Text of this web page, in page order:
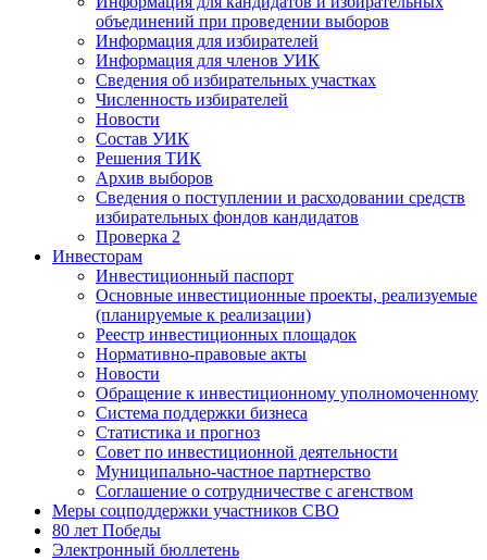
объединений при проведении выборов
Информация для избирателей
Информация для членов УИК
Сведения об избирательных участках
Численность избирателей
Новости
Состав УИК
Решения ТИК
Архив выборов
Сведения о поступлении и расходовании средств
избирательных фондов кандидатов
Проверка 2
Инвесторам
Инвестиционный паспорт
Основные инвестиционные проекты, реализуемые
(планируемые к реализации)
Реестр инвестиционных площадок
Нормативно-правовые акты
Новости
Обращение к инвестиционному уполномоченному
Система поддержки бизнеса
Статистика и прогноз
Совет по инвестиционной деятельности
Муниципально-частное партнерство
Соглашение о сотрудничестве с агенством
Меры соцподдержки участников СВО
80 лет Победы
Электронный бюллетень